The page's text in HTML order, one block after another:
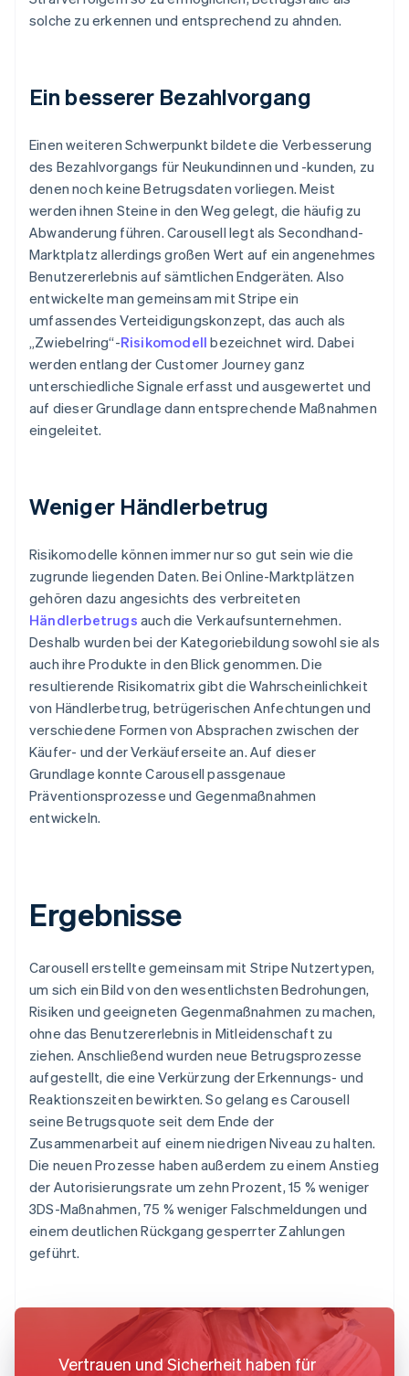
solche zu erkennen und entsprechend zu ahnden.
Ein besserer Bezahlvorgang
Einen weiteren Schwerpunkt bildete die Verbesserung
des Bezahlvorgangs für Neukundinnen und -kunden, zu
denen noch keine Betrugsdaten vorliegen. Meist
werden ihnen Steine in den Weg gelegt, die häufig zu
Abwanderung führen. Carousell legt als Secondhand-
Marktplatz allerdings großen Wert auf ein angenehmes
Benutzererlebnis auf sämtlichen Endgeräten. Also
entwickelte man gemeinsam mit Stripe ein
umfassendes Verteidigungskonzept, das auch als
„Zwiebelring“-Risikomodell bezeichnet wird. Dabei
werden entlang der Customer Journey ganz
unterschiedliche Signale erfasst und ausgewertet und
auf dieser Grundlage dann entsprechende Maßnahmen
eingeleitet.
Weniger Händlerbetrug
Risikomodelle können immer nur so gut sein wie die
zugrunde liegenden Daten. Bei Online-Marktplätzen
gehören dazu angesichts des verbreiteten
Händlerbetrugs auch die Verkaufsunternehmen.
Deshalb wurden bei der Kategoriebildung sowohl sie als
auch ihre Produkte in den Blick genommen. Die
resultierende Risikomatrix gibt die Wahrscheinlichkeit
von Händlerbetrug, betrügerischen Anfechtungen und
verschiedene Formen von Absprachen zwischen der
Käufer- und der Verkäuferseite an. Auf dieser
Grundlage konnte Carousell passgenaue
Präventionsprozesse und Gegenmaßnahmen
entwickeln.
Ergebnisse
Carousell erstellte gemeinsam mit Stripe Nutzertypen,
um sich ein Bild von den wesentlichsten Bedrohungen,
Risiken und geeigneten Gegenmaßnahmen zu machen,
ohne das Benutzererlebnis in Mitleidenschaft zu
ziehen. Anschließend wurden neue Betrugsprozesse
aufgestellt, die eine Verkürzung der Erkennungs- und
Reaktionszeiten bewirkten. So gelang es Carousell
seine Betrugsquote seit dem Ende der
Zusammenarbeit auf einem niedrigen Niveau zu halten.
Die neuen Prozesse haben außerdem zu einem Anstieg
der Autorisierungsrate um zehn Prozent, 15 % weniger
3DS-Maßnahmen, 75 % weniger Falschmeldungen und
einem deutlichen Rückgang gesperrter Zahlungen
geführt.
Vertrauen und Sicherheit haben für